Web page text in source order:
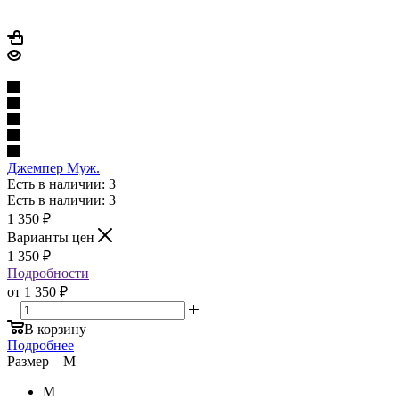
Джемпер Муж.
Есть в наличии: 3
Есть в наличии: 3
1 350 ₽
Варианты цен
1 350 ₽
Подробности
от 1 350 ₽
В корзину
Подробнее
Размер—M
M